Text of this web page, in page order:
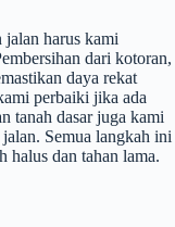
jalan harus kami
dari kotoran,
daya rekat
perbaiki jika ada
tanah dasar juga kami
Semua langkah ini
halus dan tahan lama.